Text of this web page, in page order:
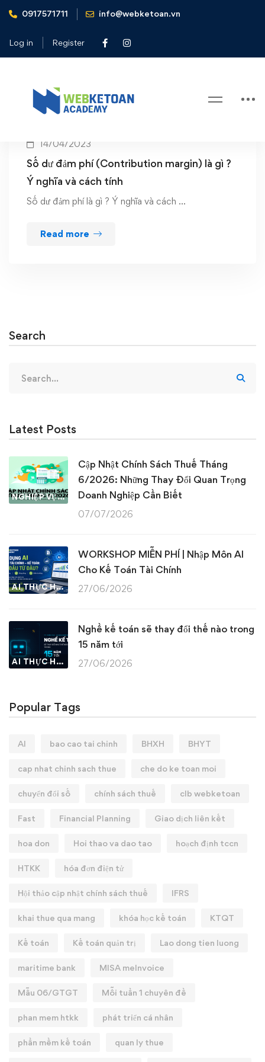
0917571711 info@webketoan.vn
Log in Register
Home Contribution margin
Tag: Contribution margin
14/04/2023
Số dư đảm phí (Contribution margin) là gì ?
Ý nghĩa và cách tính
Số dư đảm phí là gì ? Ý nghĩa và cách …
Read more
Search
for:
Latest Posts
NGHIỆP VỤ KẾ TOÁN & THUẾ
Cập Nhật Chính Sách Thuế Tháng
6/2026: Những Thay Đổi Quan Trọng
Doanh Nghiệp Cần Biết
07/07/2026
AI THỰC HÀNH
WORKSHOP MIỄN PHÍ | Nhập Môn AI
Cho Kế Toán Tài Chính
27/06/2026
AI THỰC HÀNH
Nghề kế toán sẽ thay đổi thế nào trong
15 năm tới
27/06/2026
Popular Tags
AI bao cao tai chinh BHXH BHYT
cap nhat chinh sach thue che do ke toan moi
chuyển đổi số chính sách thuế clb webketoan
Fast Financial Planning Giao dịch liên kết
hoa don Hoi thao va dao tao hoạch định tccn
HTKK hóa đơn điện tử
Hội thảo cập nhật chính sách thuế IFRS
khai thue qua mang khóa học kế toán KTQT
Kế toán Kế toán quản trị Lao dong tien luong
maritime bank MISA meInvoice
Mẫu 06/GTGT Mỗi tuần 1 chuyên đề
phan mem htkk phát triển cá nhân
phần mềm kế toán quan ly thue